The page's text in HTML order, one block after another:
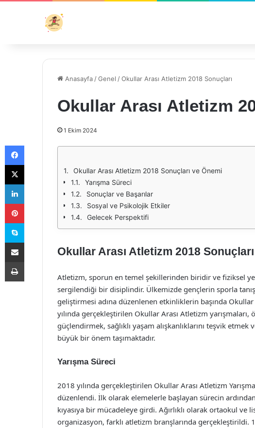
Anasayfa /Genel /Okullar Arası Atletizm 2018 Sonuçları
Okullar Arası Atletizm
1 Ekim 2024
Okullar Arası Atletizm 2018 Sonuçları ve Önemi
Yarışma Süreci
Sonuçlar ve Başarılar
Sosyal ve Psikolojik Etkiler
Gelecek Perspektifi
Okullar Arası Atletizm 2018
Atletizm, sporun en temel şekillerinden biridir ve fiziksel
sergilendiği bir disiplindir. Ülkemizde gençlerin sporla
geliştirmesi adına düzenlenen etkinliklerin başında
yılında gerçekleştirilen Okullar Arası Atletizm
güçlendirmek, sağlıklı yaşam alışkanlıklarını teşvik etmek
büyük bir önem taşımaktadır.
Yarışma Süreci
2018 yılında gerçekleştirilen Okullar Arası Atletizm
düzenlendi. İlk olarak elemelerle başlayan sürecin
kıyasıya bir mücadeleye girdi. Ağırlıklı olarak ortaokul ve
organizasyon, farklı atletizm branşlarında
Facebook
X
LinkedIn
Pinterest
Skype
E-Posta ile paylaş